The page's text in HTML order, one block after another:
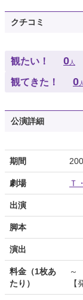
クチコミ
観たい！ 0人
観てきた！ 0人
公演詳細
期間
劇場 Ｔ
出演
脚本
演出
料金（1枚あ
たり）
～
【